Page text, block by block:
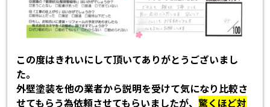
この度はきれいにして頂いてありがとうございまし
た。
外壁塗装を他の業者から説明を受けて気になり比較さ
せてもらう為依頼させてもらいましたが、驚くほど対